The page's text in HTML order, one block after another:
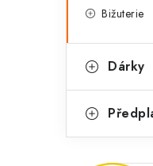
Bižuterie
Dárky